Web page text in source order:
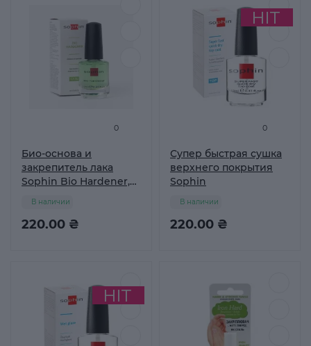
0
Био-основа и
закрепитель лака
Sophin Bio Hardener,
220.00 ₴
В наличии
0
Супер быстрая сушка
верхнего покрытия
Sophin
220.00 ₴
В наличии